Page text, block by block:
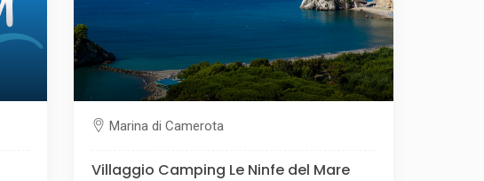
Marina di Camerota
Villaggio Camping Le Ninfe del Mare